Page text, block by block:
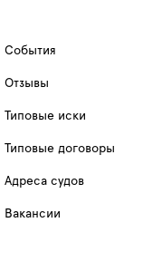
События
Отзывы
Типовые иски
Типовые договоры
Адреса судов
Вакансии